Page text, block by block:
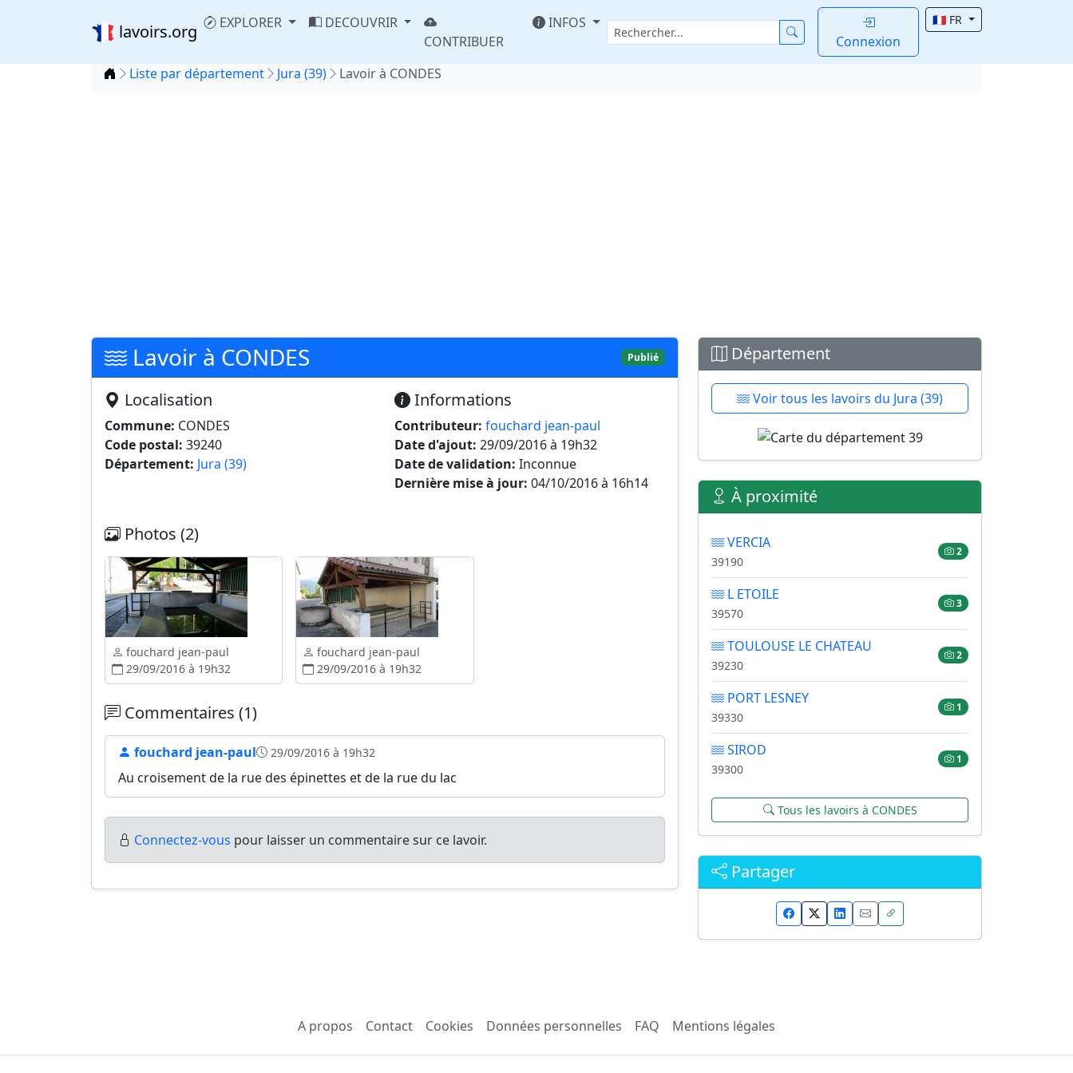
lavoirs.org EXPLORER
DECOUVRIR
CONTRIBUER
INFOS
Connexion
🇫🇷 FR
Accueil
Liste par département Jura (39) Lavoir à CONDES
Lavoir à CONDES Publié
Localisation
Commune: CONDES
Code postal: 39240
Département: Jura (39)
Informations
Contributeur: fouchard jean-paul
Date d'ajout: 29/09/2016 à 19h32
Date de validation: Inconnue
Dernière mise à jour: 04/10/2016 à 16h14
Photos (2)
fouchard jean-paul
29/09/2016 à 19h32
fouchard jean-paul
29/09/2016 à 19h32
Commentaires (1)
fouchard jean-paul 29/09/2016 à 19h32
Au croisement de la rue des épinettes et de la rue du lac
Connectez-vous pour laisser un commentaire sur ce lavoir.
Département
Voir tous les lavoirs du Jura (39)
À proximité
VERCIA
39190
2
L ETOILE
39570
3
TOULOUSE LE CHATEAU
39230
2
PORT LESNEY
39330
1
SIROD
39300
1
Tous les lavoirs à CONDES
Partager
A propos Contact Cookies Données personnelles FAQ Mentions légales